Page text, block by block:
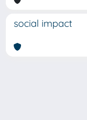
social impact